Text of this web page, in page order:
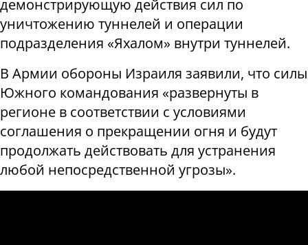
демонстрирующую действия сил по
уничтожению туннелей и операции
подразделения «Яхалом» внутри туннелей.
В Армии обороны Израиля заявили, что силы
Южного командования «развернуты в
регионе в соответствии с условиями
соглашения о прекращении огня и будут
продолжать действовать для устранения
любой непосредственной угрозы».